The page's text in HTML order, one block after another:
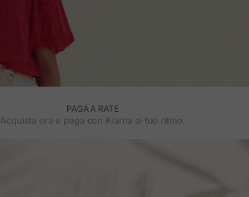
PAGA A RATE
Acquista ora e paga con Klarna al tuo ritmo.